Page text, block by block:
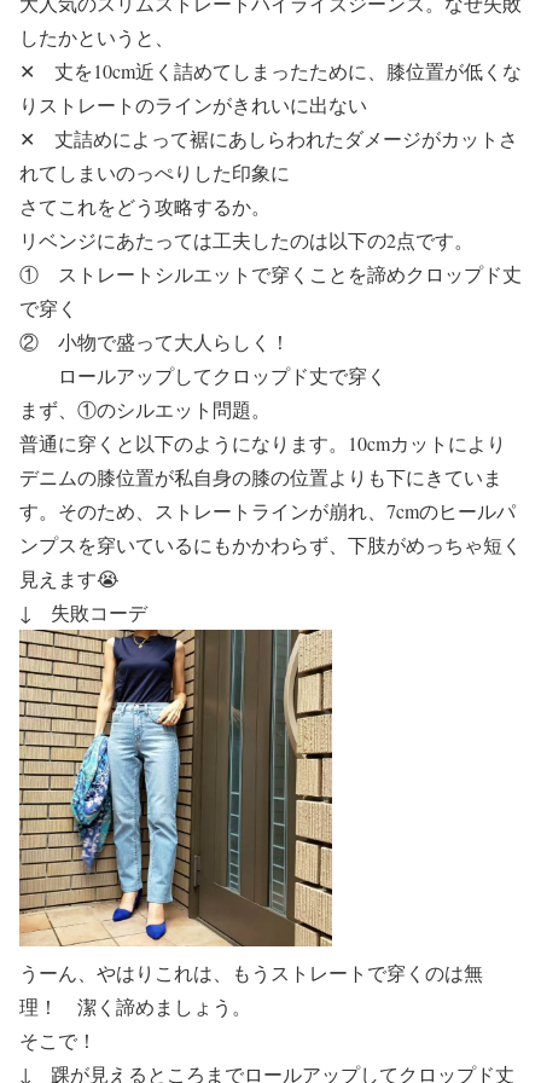
したかというと、
✕ 丈を10cm近く詰めてしまったために、膝位置が低くな
りストレートのラインがきれいに出ない
✕ 丈詰めによって裾にあしらわれたダメージがカットさ
れてしまいのっぺりした印象に
さてこれをどう攻略するか。
リベンジにあたっては工夫したのは以下の2点です。
① ストレートシルエットで穿くことを諦めクロップド丈
で穿く
② 小物で盛って大人らしく！
ロールアップしてクロップド丈で穿く
まず、①のシルエット問題。
普通に穿くと以下のようになります。10cmカットにより
デニムの膝位置が私自身の膝の位置よりも下にきていま
す。そのため、ストレートラインが崩れ、7cmのヒールパ
ンプスを穿いているにもかかわらず、下肢がめっちゃ短く
見えます😭
↓ 失敗コーデ
うーん、やはりこれは、もうストレートで穿くのは無
理！ 潔く諦めましょう。
そこで！
↓ 踝が見えるところまでロールアップしてクロップド丈